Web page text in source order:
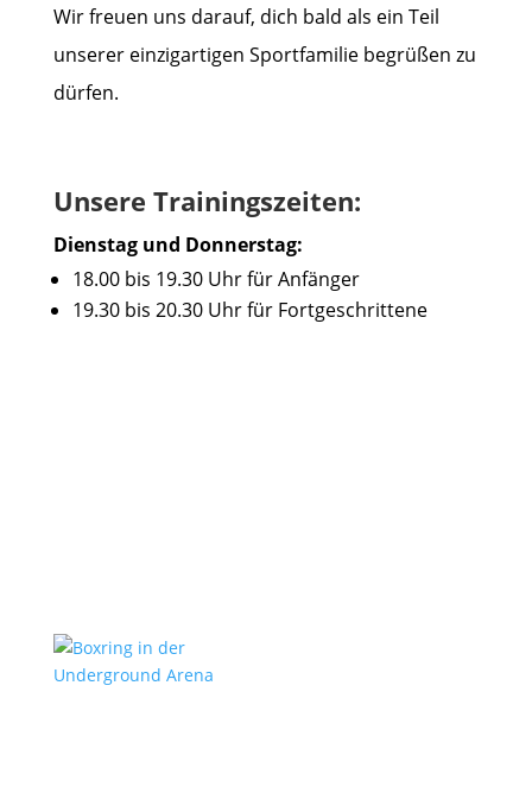
Wir freuen uns darauf, dich bald als ein Teil
unserer einzigartigen Sportfamilie begrüßen zu
dürfen.
Unsere Trainingszeiten:
Dienstag und Donnerstag:
18.00 bis 19.30 Uhr für Anfänger
19.30 bis 20.30 Uhr für Fortgeschrittene